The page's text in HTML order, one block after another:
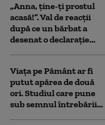
„Anna, ţine-ţi prostul
acasă!”. Val de reacții
după ce un bărbat a
desenat o declarație...
Viața pe Pământ ar fi
putut apărea de două
ori. Studiul care pune
sub semnul întrebării...